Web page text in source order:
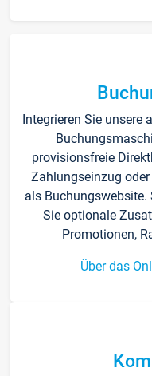
Integrieren Sie unsere
provisionsfreie
Zahlungseinzug
als Buchungswebsite.
Sie optionale
Promotionen,
Über das